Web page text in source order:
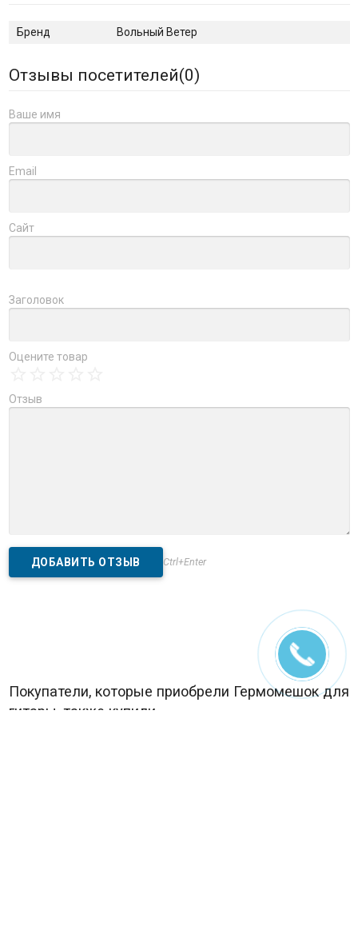
Бренд Вольный Ветер
Отзывы посетителей(0)
Ваше имя
Email
Сайт
Заголовок
Оцените товар
Отзыв
Ctrl+Enter
Покупатели, которые приобрели Гермомешок для
гитары, также купили